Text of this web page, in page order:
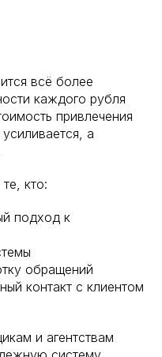
всё более
каждого рубля
привлечения
а
кто:
подход к
обращений
контакт с клиентом
и агентствам